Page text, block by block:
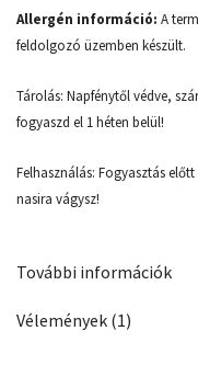
Allergén információ: A
feldolgozó üzemben készült.
Tárolás: Napfénytől védve,
fogyaszd el 1 héten belül!
Felhasználás: Fogyasztás
nasira vágysz!
További információk
Vélemények (1)